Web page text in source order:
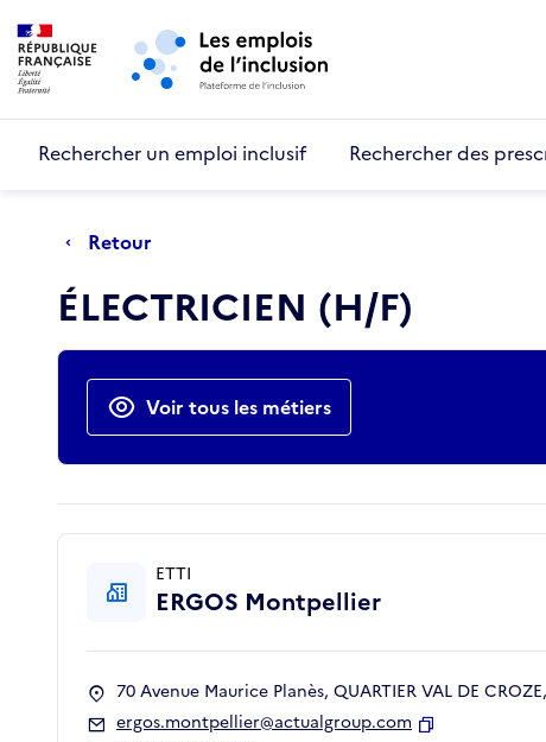
Aller au menu principal
Rechercher un emploi inclusif Rechercher des
Retour
ÉLECTRICIEN (H/F)
Actions rapides
Voir tous les métiers
ETTI
ERGOS Montpellier
70 Avenue Maurice Planès, QUARTIER VAL DE
ergos.montpellier@actualgroup.com